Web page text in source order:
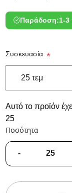
Παράδοση:1-3
Συσκευασία *
Αυτό το προϊόν
25
Ποσότητα